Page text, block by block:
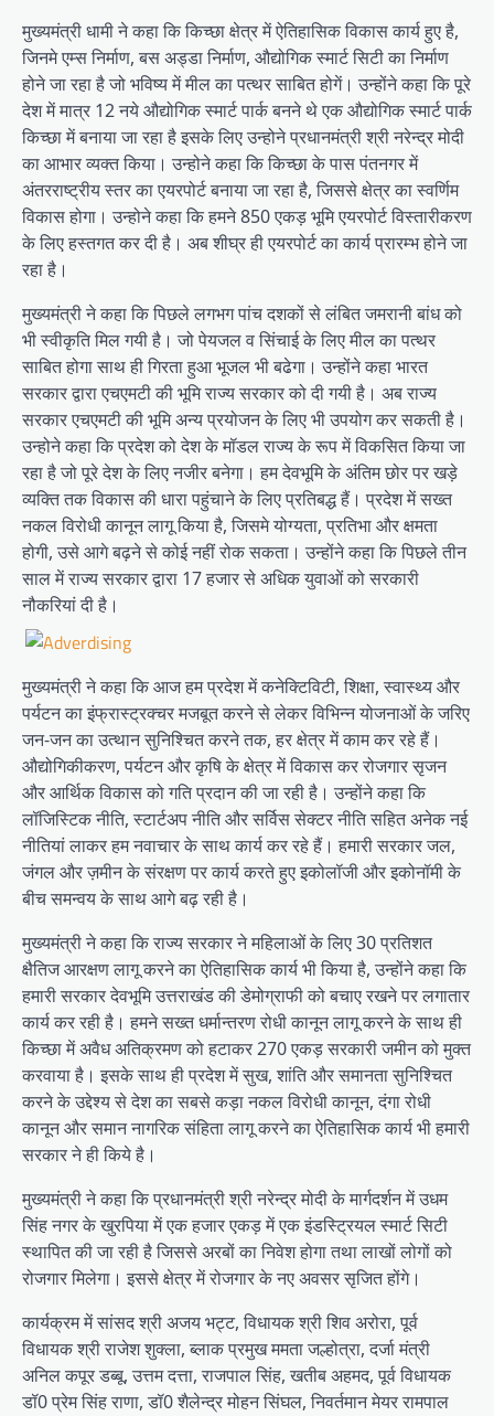
मुख्यमंत्री धामी ने कहा कि किच्छा क्षेत्र में ऐतिहासिक विकास कार्य हुए है,
जिनमे एम्स निर्माण, बस अड्डा निर्माण, औद्योगिक स्मार्ट सिटी का निर्माण
होने जा रहा है जो भविष्य में मील का पत्थर साबित होगें। उन्होंने कहा कि पूरे
देश में मात्र 12 नये औद्योगिक स्मार्ट पार्क बनने थे एक औद्योगिक स्मार्ट पार्क
किच्छा में बनाया जा रहा है इसके लिए उन्होने प्रधानमंत्री श्री नरेन्द्र मोदी
का आभार व्यक्त किया। उन्होने कहा कि किच्छा के पास पंतनगर में
अंतरराष्ट्रीय स्तर का एयरपोर्ट बनाया जा रहा है, जिससे क्षेत्र का स्वर्णिम
विकास होगा। उन्होने कहा कि हमने 850 एकड़ भूमि एयरपोर्ट विस्तारीकरण
के लिए हस्तगत कर दी है। अब शीघ्र ही एयरपोर्ट का कार्य प्रारम्भ होने जा
रहा है।
मुख्यमंत्री ने कहा कि पिछले लगभग पांच दशकों से लंबित जमरानी बांध को
भी स्वीकृति मिल गयी है। जो पेयजल व सिंचाई के लिए मील का पत्थर
साबित होगा साथ ही गिरता हुआ भूजल भी बढेगा। उन्होंने कहा भारत
सरकार द्वारा एचएमटी की भूमि राज्य सरकार को दी गयी है। अब राज्य
सरकार एचएमटी की भूमि अन्य प्रयोजन के लिए भी उपयोग कर सकती है।
उन्होने कहा कि प्रदेश को देश के मॉडल राज्य के रूप में विकसित किया जा
रहा है जो पूरे देश के लिए नजीर बनेगा। हम देवभूमि के अंतिम छोर पर खड़े
व्यक्ति तक विकास की धारा पहुंचाने के लिए प्रतिबद्ध हैं। प्रदेश में सख्त
नकल विरोधी कानून लागू किया है, जिसमे योग्यता, प्रतिभा और क्षमता
होगी, उसे आगे बढ़ने से कोई नहीं रोक सकता। उन्होंने कहा कि पिछले तीन
साल में राज्य सरकार द्वारा 17 हजार से अधिक युवाओं को सरकारी
नौकरियां दी है।
मुख्यमंत्री ने कहा कि आज हम प्रदेश में कनेक्टिविटी, शिक्षा, स्वास्थ्य और
पर्यटन का इंफ्रास्ट्रक्चर मजबूत करने से लेकर विभिन्न योजनाओं के जरिए
जन-जन का उत्थान सुनिश्चित करने तक, हर क्षेत्र में काम कर रहे हैं।
औद्योगिकीकरण, पर्यटन और कृषि के क्षेत्र में विकास कर रोजगार सृजन
और आर्थिक विकास को गति प्रदान की जा रही है। उन्होंने कहा कि
लॉजिस्टिक नीति, स्टार्टअप नीति और सर्विस सेक्टर नीति सहित अनेक नई
नीतियां लाकर हम नवाचार के साथ कार्य कर रहे हैं। हमारी सरकार जल,
जंगल और ज़मीन के संरक्षण पर कार्य करते हुए इकोलॉजी और इकोनॉमी के
बीच समन्वय के साथ आगे बढ़ रही है।
मुख्यमंत्री ने कहा कि राज्य सरकार ने महिलाओं के लिए 30 प्रतिशत
क्षैतिज आरक्षण लागू करने का ऐतिहासिक कार्य भी किया है, उन्होंने कहा कि
हमारी सरकार देवभूमि उत्तराखंड की डेमोग्राफी को बचाए रखने पर लगातार
कार्य कर रही है। हमने सख्त धर्मान्तरण रोधी कानून लागू करने के साथ ही
किच्छा में अवैध अतिक्रमण को हटाकर 270 एकड़ सरकारी जमीन को मुक्त
करवाया है। इसके साथ ही प्रदेश में सुख, शांति और समानता सुनिश्चित
करने के उद्देश्य से देश का सबसे कड़ा नकल विरोधी कानून, दंगा रोधी
कानून और समान नागरिक संहिता लागू करने का ऐतिहासिक कार्य भी हमारी
सरकार ने ही किये है।
मुख्यमंत्री ने कहा कि प्रधानमंत्री श्री नरेन्द्र मोदी के मार्गदर्शन में उधम
सिंह नगर के खुरपिया में एक हजार एकड़ में एक इंडस्ट्रियल स्मार्ट सिटी
स्थापित की जा रही है जिससे अरबों का निवेश होगा तथा लाखों लोगों को
रोजगार मिलेगा। इससे क्षेत्र में रोजगार के नए अवसर सृजित होंगे।
कार्यक्रम में सांसद श्री अजय भट्ट, विधायक श्री शिव अरोरा, पूर्व
विधायक श्री राजेश शुक्ला, ब्लाक प्रमुख ममता जल्होत्रा, दर्जा मंत्री
अनिल कपूर डब्बू, उत्तम दत्ता, राजपाल सिंह, खतीब अहमद, पूर्व विधायक
डॉ0 प्रेम सिंह राणा, डॉ0 शैलेन्द्र मोहन सिंघल, निवर्तमान मेयर रामपाल